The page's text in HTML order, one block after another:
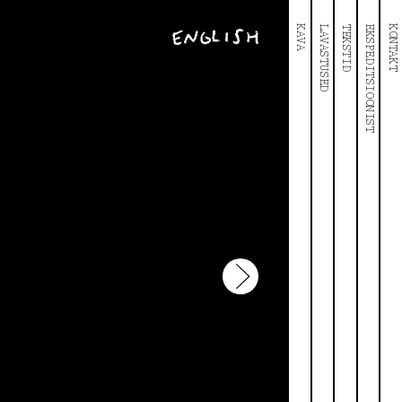
KAVA LAVASTUSED TEKSTID EKSPEDITSIOONIST KONTAKT